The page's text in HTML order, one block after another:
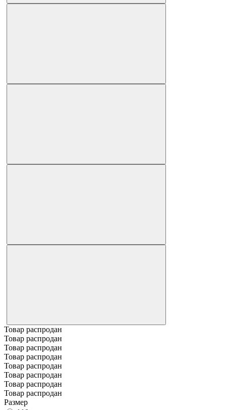
Товар распродан
Товар распродан
Товар распродан
Товар распродан
Товар распродан
Товар распродан
Товар распродан
Товар распродан
Размер